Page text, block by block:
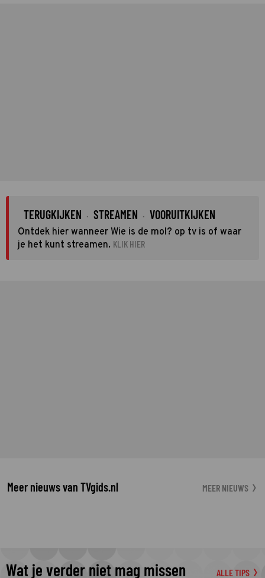
TERUGKIJKEN · STREAMEN · VOORUITKIJKEN
Ontdek hier wanneer Wie is de mol? op tv is of waar
je het kunt streamen. KLIK HIER
Meer nieuws van TVgids.nl MEER NIEUWS
Wat je verder niet mag missen ALLE TIPS